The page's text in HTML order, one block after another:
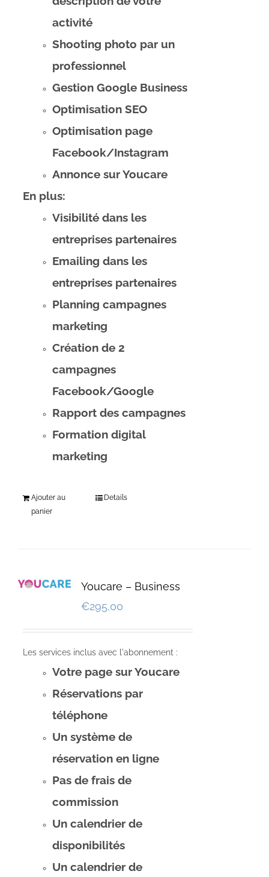
activité
Shooting photo par un
professionnel
Gestion Google Business
Optimisation SEO
Optimisation page
Facebook/Instagram
Annonce sur Youcare
En plus:
Visibilité dans les
entreprises partenaires
Emailing dans les
entreprises partenaires
Planning campagnes
marketing
Création de 2
campagnes
Facebook/Google
Rapport des campagnes
Formation digital
marketing
Ajouter au
panier
Details
Youcare – Business
€295,00
Les services inclus avec l'abonnement :
Votre page sur Youcare
Réservations par
téléphone
Un système de
réservation en ligne
Pas de frais de
commission
Un calendrier de
disponibilités
Un calendrier de